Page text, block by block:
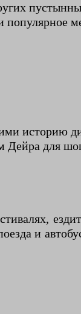
историю
Дейра для
и